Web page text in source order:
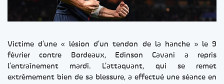
Victime d’une « lésion d’un tendon de la hanche » le 9
février contre Bordeaux, Edinson Cavani a repris
l’entraînement mardi. L’attaquant, qui se remet
extrêmement bien de sa blessure, a effectué une séance en